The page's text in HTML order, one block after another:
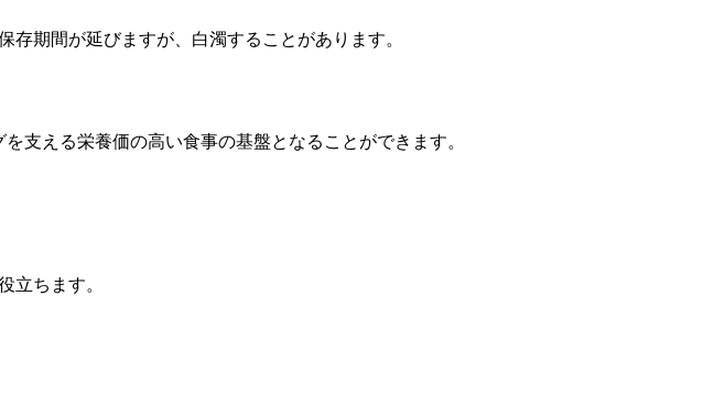
期間が延びますが、白濁することがあります。
支える栄養価の高い食事の基盤となることができます。
立ちます。